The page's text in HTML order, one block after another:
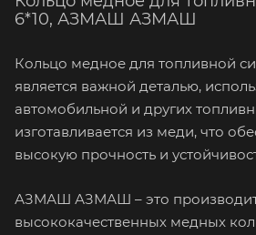
6*10, АЗМАШ АЗМАШ
Кольцо медное для топливной
является важной деталью,
автомобильной и других
изготавливается из меди, что
высокую прочность и
АЗМАШ АЗМАШ – это
высококачественных медных